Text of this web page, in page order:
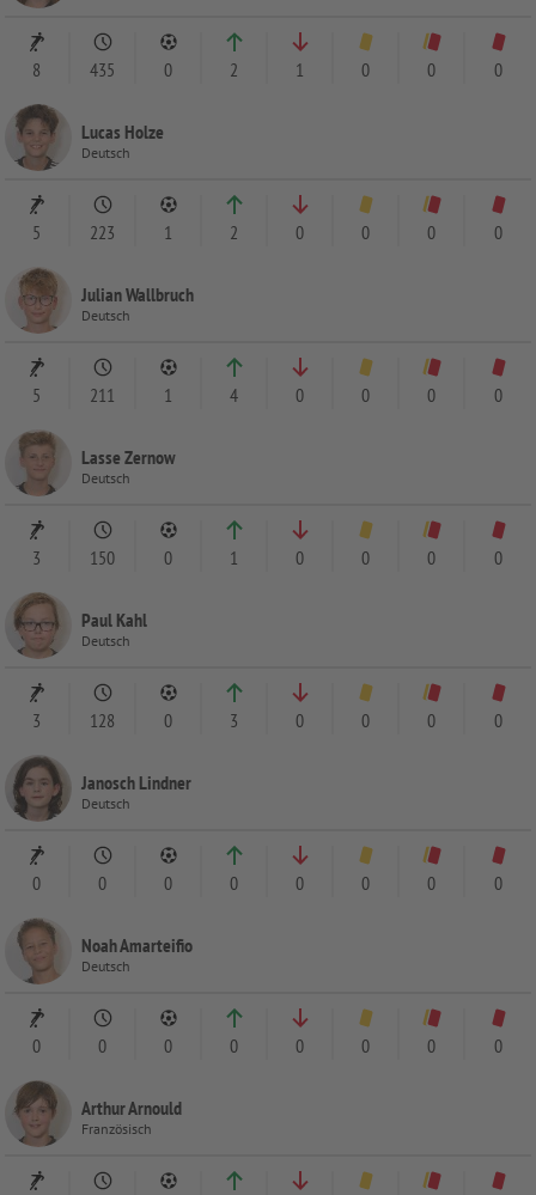
8 435 0 2 1 0 0 0
Lucas Holze
Deutsch
5 223 1 2 0 0 0 0
Julian Wallbruch
Deutsch
5 211 1 4 0 0 0 0
Lasse Zernow
Deutsch
3 150 0 1 0 0 0 0
Paul Kahl
Deutsch
3 128 0 3 0 0 0 0
Janosch Lindner
Deutsch
0 0 0 0 0 0 0 0
Noah Amarteifio
Deutsch
0 0 0 0 0 0 0 0
Arthur Arnould
Französisch